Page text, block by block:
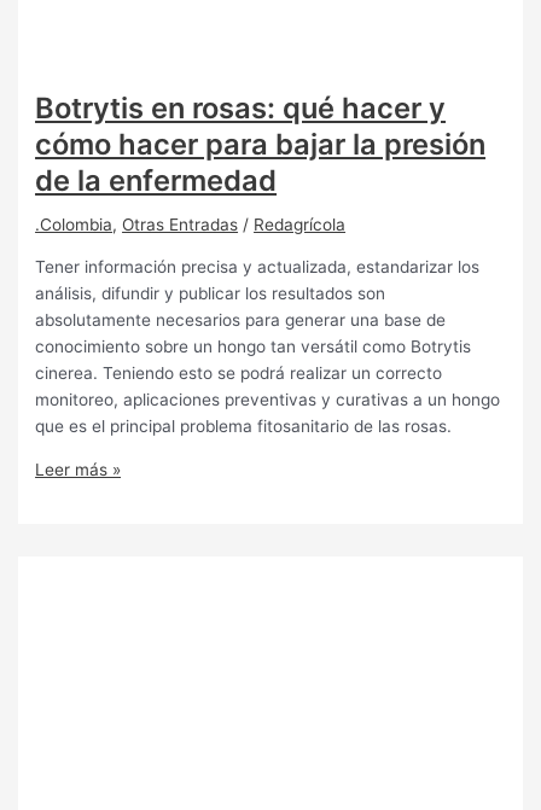
Botrytis en rosas: qué hacer y
cómo hacer para bajar la presión
de la enfermedad
.Colombia, Otras Entradas / Redagrícola
Tener información precisa y actualizada, estandarizar los
análisis, difundir y publicar los resultados son
absolutamente necesarios para generar una base de
conocimiento sobre un hongo tan versátil como Botrytis
cinerea. Teniendo esto se podrá realizar un correcto
monitoreo, aplicaciones preventivas y curativas a un hongo
que es el principal problema fitosanitario de las rosas.
Leer más »